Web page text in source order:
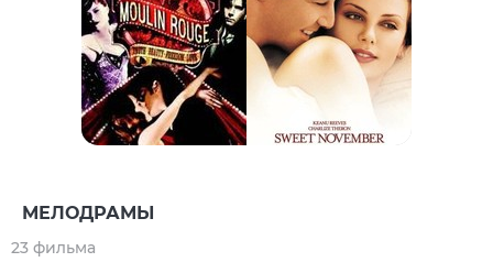
МЕЛОДРАМЫ
23 фильма